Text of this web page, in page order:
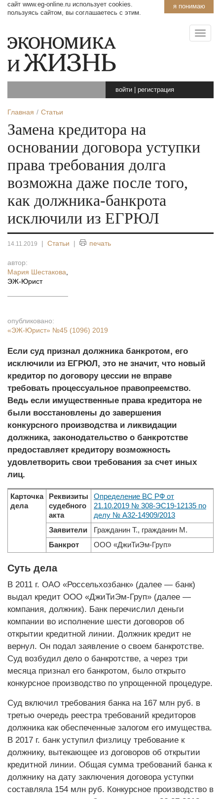
я понимаю
сайт www.eg-online.ru использует cookies.
пользуясь сайтом, вы соглашаетесь с этим.
войти регистрация
Главная Статьи
Замена кредитора на
основании договора уступки
права требования долга
возможна даже после того,
как должника-банкрота
исключили из ЕГРЮЛ
14.11.2019 | Статьи | печать
автор:
Мария Шестакова
ЭЖ-Юрист
опубликовано:
«ЭЖ-Юрист» №45 (1096) 2019
Если суд признал должника банкротом, его
исключили из ЕГРЮЛ, это не значит, что новый
кредитор по договору цессии не вправе
требовать процессуальное правопреемство.
Ведь если имущественные права кредитора не
были восстановлены до завершения
конкурсного производства и ликвидации
должника, законодательство о банкротстве
предоставляет кредитору возможность
удовлетворить свои требования за счет иных
лиц.
Карточка
дела
Реквизиты
судебного
акта
Определение ВС РФ от
21.10.2019 № 308-ЭС19-12135 по
делу № А32-14909/2013
Заявители
Гражданин Т., гражданин М.
Банкрот
ООО «ДжиТиЭм-Груп»
Суть дела
В 2011 г. ОАО «Россельхозбанк» (далее — банк)
выдал кредит ООО «ДжиТиЭм-Груп» (далее —
компания, должник). Банк перечислил деньги
компании во исполнение шести договоров об
открытии кредитной линии. Должник кредит не
вернул. Он подал заявление о своем банкротстве.
Суд возбудил дело о банкротстве, а через три
месяца признал его банкротом, было открыто
конкурсное производство по упрощенной процедуре.
Суд включил требования банка на 167 млн руб. в
третью очередь реестра требований кредиторов
должника как обеспеченные залогом его имущества.
В 2017 г. банк уступил физлицу требование к
должнику, вытекающее из договоров об открытии
кредитной линии. Общая сумма требований банка к
должнику на дату заключения договора уступки
составляла 154 млн руб. Конкурсное производство в